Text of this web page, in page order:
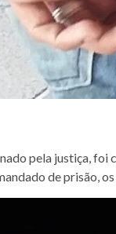
pela justiça,
de prisão,